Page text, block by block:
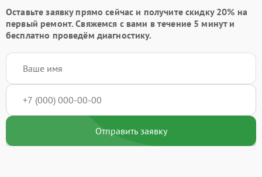
Оставьте заявкупрямо сейчас и получите скидку 20% на
первый ремонт. Свяжемся с вами в течение 5 минут и
бесплатно проведём диагностику.
Отправить заявку